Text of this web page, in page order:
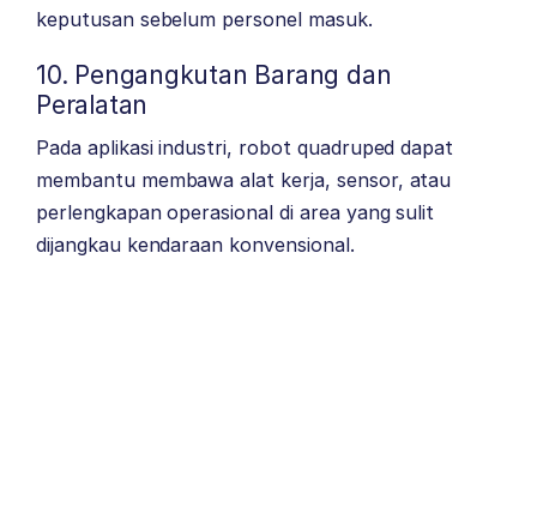
keputusan sebelum personel masuk.
10. Pengangkutan Barang dan
Peralatan
Pada aplikasi industri, robot quadruped dapat
membantu membawa alat kerja, sensor, atau
perlengkapan operasional di area yang sulit
dijangkau kendaraan konvensional.